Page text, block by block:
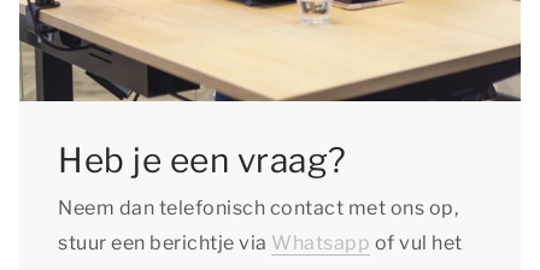
Heb je een vraag?
Neem dan telefonisch contact met ons op,
stuur een berichtje via Whatsapp of vul het